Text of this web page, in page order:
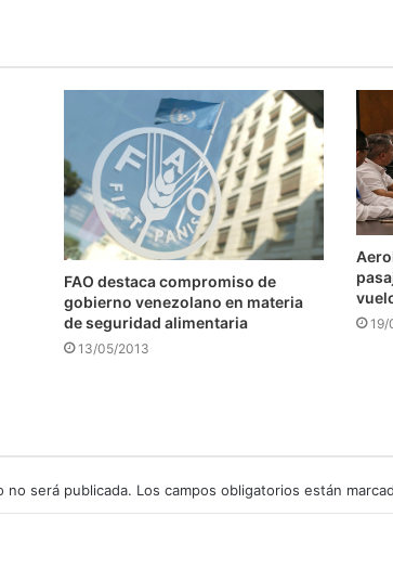
FAO destaca compromiso de
gobierno venezolano en materia
de seguridad alimentaria
13/05/2013
19/
no será publicada. Los campos obligatorios están